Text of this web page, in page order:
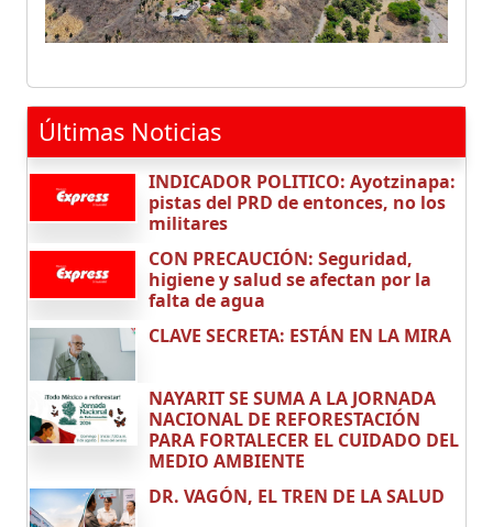
Últimas Noticias
INDICADOR POLITICO: Ayotzinapa:
pistas del PRD de entonces, no los
militares
CON PRECAUCIÓN: Seguridad,
higiene y salud se afectan por la
falta de agua
CLAVE SECRETA: ESTÁN EN LA MIRA
NAYARIT SE SUMA A LA JORNADA
NACIONAL DE REFORESTACIÓN
PARA FORTALECER EL CUIDADO DEL
MEDIO AMBIENTE
DR. VAGÓN, EL TREN DE LA SALUD